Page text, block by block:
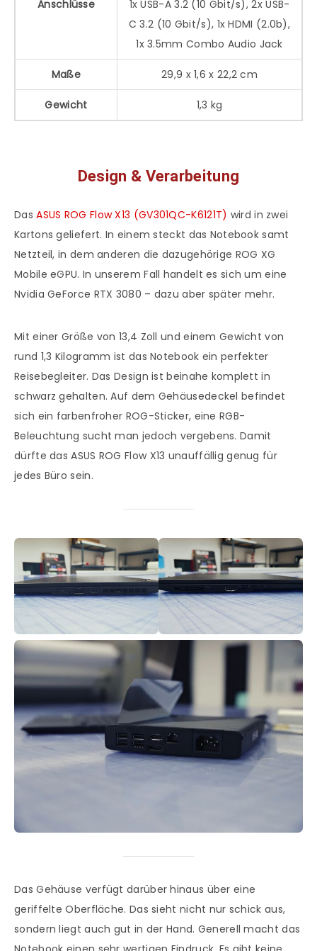
Anschlüsse
1x USB-A 3.2 (10 Gbit/s), 2x USB-
C 3.2 (10 Gbit/s), 1x HDMI (2.0b),
1x 3.5mm Combo Audio Jack
Maße 29,9 x 1,6 x 22,2 cm
Gewicht 1,3 kg
Design & Verarbeitung
DasASUS ROG Flow X13 (GV301QC-K6121T) wird in zwei
Kartons geliefert. In einem steckt das Notebook samt
Netzteil, in dem anderen die dazugehörige ROG XG
Mobile eGPU. In unserem Fall handelt es sich um eine
Nvidia GeForce RTX 3080 – dazu aber später mehr.
Mit einer Größe von 13,4 Zoll und einem Gewicht von
rund 1,3 Kilogramm ist das Notebook ein perfekter
Reisebegleiter. Das Design ist beinahe komplett in
schwarz gehalten. Auf dem Gehäusedeckel befindet
sich ein farbenfroher ROG-Sticker, eine RGB-
Beleuchtung sucht man jedoch vergebens. Damit
dürfte das ASUS ROG Flow X13 unauffällig genug für
jedes Büro sein.
Das Gehäuse verfügt darüber hinaus über eine
geriffelte Oberfläche. Das sieht nicht nur schick aus,
sondern liegt auch gut in der Hand. Generell macht das